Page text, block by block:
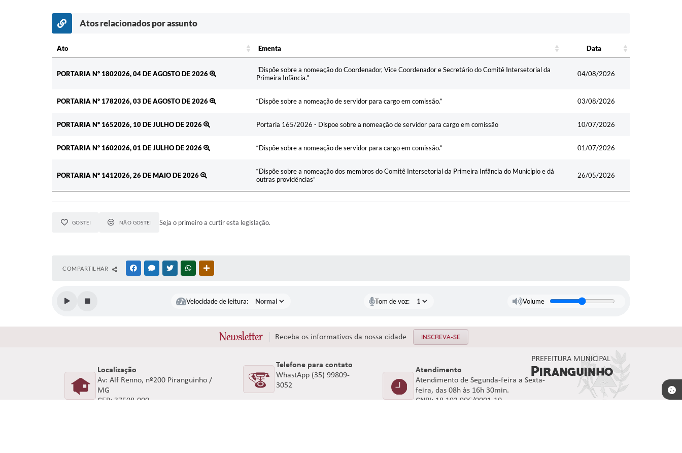
Atos relacionados por assunto
Ato Ementa
Data
PORTARIA Nº 1802026, 04 DE AGOSTO DE 2026
"Dispõe sobre a nomeação do Coordenador, Vice Coordenador e Secretário do Comitê Intersetorial da
Primeira Infância."
04/08/2026
PORTARIA Nº 1782026, 03 DE AGOSTO DE 2026 “Dispõe sobre a nomeação de servidor para cargo em comissão.” 03/08/2026
PORTARIA Nº 1652026, 10 DE JULHO DE 2026 Portaria 165/2026 - Dispoe sobre a nomeação de servidor para cargo em comissão 10/07/2026
PORTARIA Nº 1602026, 01 DE JULHO DE 2026 “Dispõe sobre a nomeação de servidor para cargo em comissão.” 01/07/2026
PORTARIA Nº 1412026, 26 DE MAIO DE 2026
“Dispõe sobre a nomeação dos membros do Comitê Intersetorial da Primeira Infância do Município e dá
outras providências”
26/05/2026
GOSTEI NÃO GOSTEI Seja o primeiro a curtir esta legislação.
COMPARTILHAR FACEBOOKMESSENGER
TWITTERWHATSAPP
Velocidade de leitura: Tom de voz: Volume
Newsletter Receba os informativos da nossa cidade INSCREVA-SE
Localização
Av: Alf Renno, nº200 Piranguinho /
MG
CEP: 37508-000
Telefone para contato
WhastApp (35) 99809-
3052
Atendimento
Atendimento de Segunda-feira a Sexta-
feira, das 08h às 16h 30min.
CNPJ: 18.192.906/0001-10